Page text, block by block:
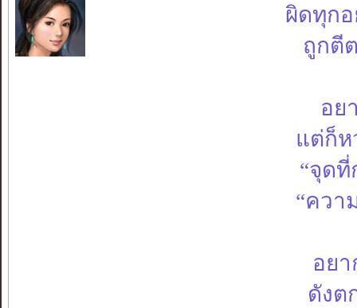
ผิดทุกอ
ถูกตี
อย
แต่ก็ห
“จุด
“ควา
อย
ดังต